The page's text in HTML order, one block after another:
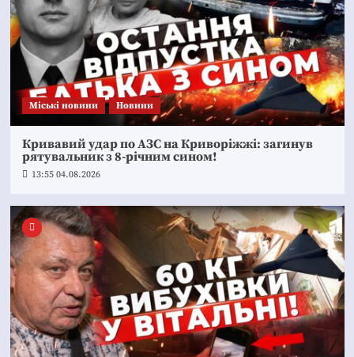
Mіські новини Новини
Кривавий удар по АЗС на Криворіжжі: загинув
рятувальник з 8-річним сином!
13:55 04.08.2026